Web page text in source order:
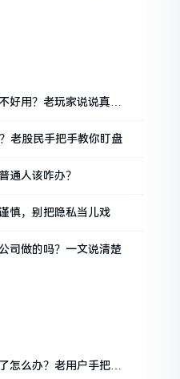
好用？老玩家说说真实
老股民手把手教你盯盘
通人该咋办？
慎，别把隐私当儿戏
司做的吗？一文说清楚
怎么办？老用户手把手